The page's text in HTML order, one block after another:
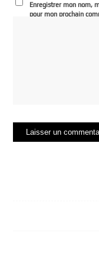
Enregistrer mon nom,
pour mon prochain